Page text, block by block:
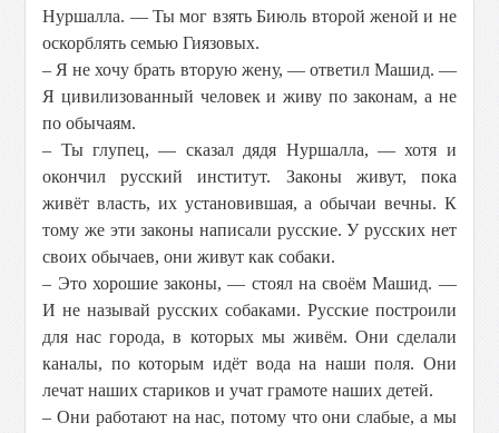
Нуршалла. — Ты мог взять Биюль второй женой и не
оскорблять семью Гиязовых.
– Я не хочу брать вторую жену, — ответил Машид. —
Я цивилизованный человек и живу по законам, а не
по обычаям.
– Ты глупец, — сказал дядя Нуршалла, — хотя и
окончил русский институт. Законы живут, пока
живёт власть, их установившая, а обычаи вечны. К
тому же эти законы написали русские. У русских нет
своих обычаев, они живут как собаки.
– Это хорошие законы, — стоял на своём Машид. —
И не называй русских собаками. Русские построили
для нас города, в которых мы живём. Они сделали
каналы, по которым идёт вода на наши поля. Они
лечат наших стариков и учат грамоте наших детей.
– Они работают на нас, потому что они слабые, а мы